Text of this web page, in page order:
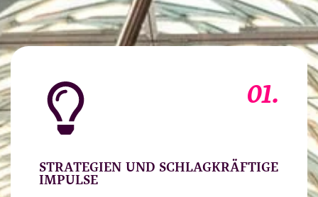
01.
STRATEGIEN UND SCHLAGKRÄFTIGE
IMPULSE